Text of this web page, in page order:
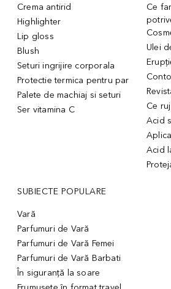
Crema antirid
Highlighter
Lip gloss
Blush
Seturi ingrijire corporala
Protectie termica pentru par
Palete de machiaj si seturi
Ser vitamina C
Ce
Ulei
Ce
Acid
Acid
SUBIECTE POPULARE
Vară
Parfumuri de Vară
Parfumuri de Vară Femei
Parfumuri de Vară Barbati
În siguranță la soare